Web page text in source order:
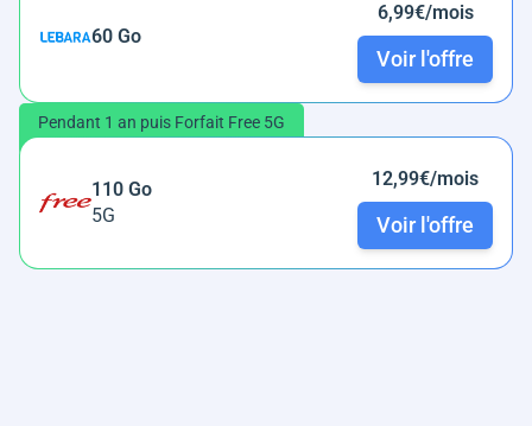
60 Go
6,99€/mois
Voir l'offre
Pendant 1 an puis Forfait Free 5G
110 Go
5G
12,99€/mois
Voir l'offre